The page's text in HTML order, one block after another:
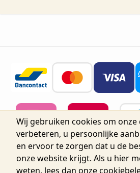
Wij gebruiken cookies om onze
verbeteren, u persoonlijke
en ervoor te zorgen dat u de
onze website krijgt. Als u hier
weten, lees dan onze